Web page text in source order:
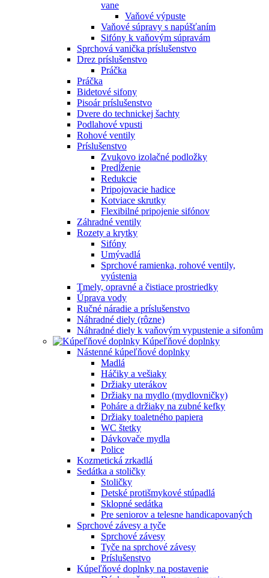
vane
Vaňové výpuste
Vaňové súpravy s napúšťaním
Sifóny k vaňovým súpravám
Sprchová vanička príslušenstvo
Drez príslušenstvo
Práčka
Práčka
Bidetové sifony
Pisoár príslušenstvo
Dvere do technickej šachty
Podlahové vpusti
Rohové ventily
Príslušenstvo
Zvukovo izolačné podložky
Predĺženie
Redukcie
Pripojovacie hadice
Kotviace skrutky
Flexibilné pripojenie sifónov
Záhradné ventily
Rozety a krytky
Sifóny
Umývadlá
Sprchové ramienka, rohové ventily,
vyústenia
Tmely, opravné a čistiace prostriedky
Úprava vody
Ručné náradie a príslušenstvo
Náhradné diely (rôzne)
Náhradné diely k vaňovým vypustenie a sifonům
Kúpeľňové doplnky
Nástenné kúpeľňové doplnky
Madlá
Háčiky a vešiaky
Držiaky uterákov
Držiaky na mydlo (mydlovničky)
Poháre a držiaky na zubné kefky
Držiaky toaletného papiera
WC štetky
Dávkovače mydla
Police
Kozmetická zrkadlá
Sedátka a stoličky
Stoličky
Detské protišmykové stúpadlá
Sklopné sedátka
Pre seniorov a telesne handicapovaných
Sprchové závesy a tyče
Sprchové závesy
Tyče na sprchové závesy
Príslušenstvo
Kúpeľňové doplnky na postavenie